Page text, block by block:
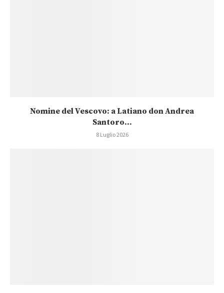
Nomine del Vescovo: a Latiano don Andrea
Santoro...
8 Luglio 2026